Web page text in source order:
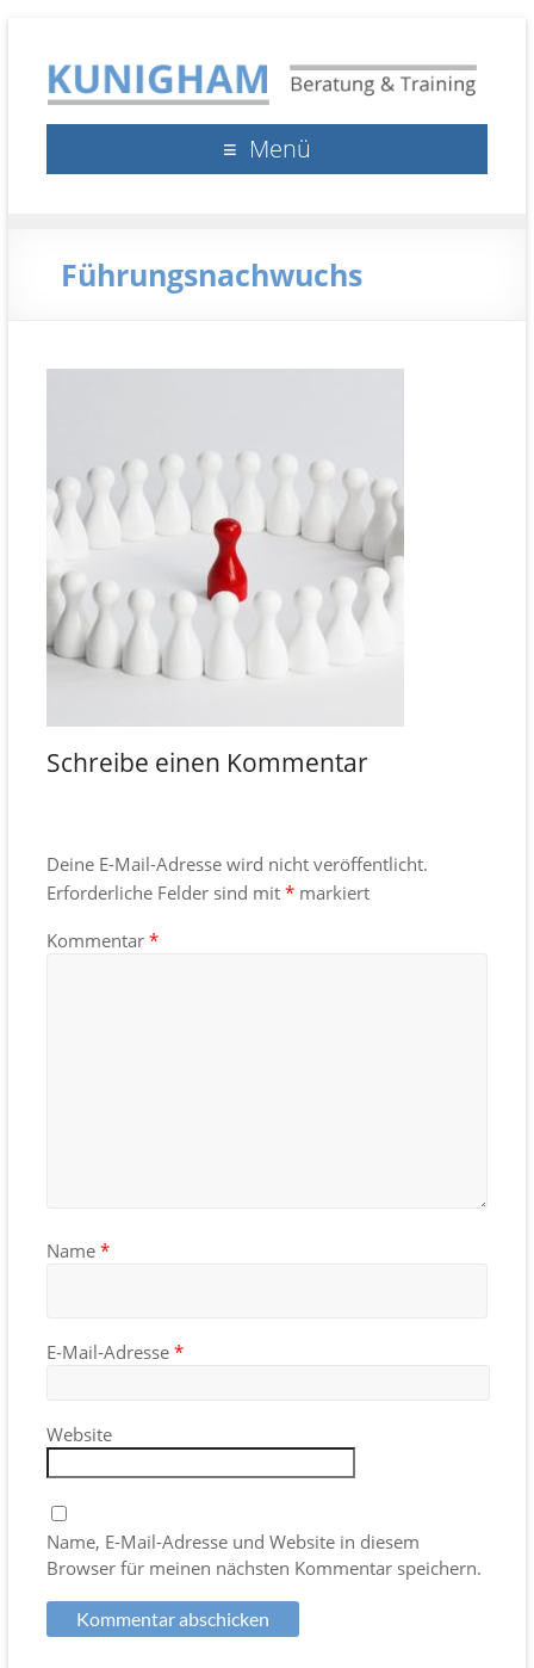
Kunigham Beratung &
Training
Klaus Kunigham Menü
Führungsnachwuchs
Schreibe einen Kommentar
Deine E-Mail-Adresse wird nicht veröffentlicht.
Erforderliche Felder sind mit* markiert
Kommentar*
Name*
E-Mail-Adresse*
Website
Name, E-Mail-Adresse und Website in diesem
Browser für meinen nächsten Kommentar speichern.